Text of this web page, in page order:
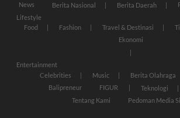
News Berita Nasional Berita Daerah
Lifestyle
Food
Fashion Travel & Destinasi
Ekonomi
Entertainment
Celebrities
Music Berita Olahraga
Balipreneur
FIGUR Teknologi
Tentang Kami
Pedoman Media